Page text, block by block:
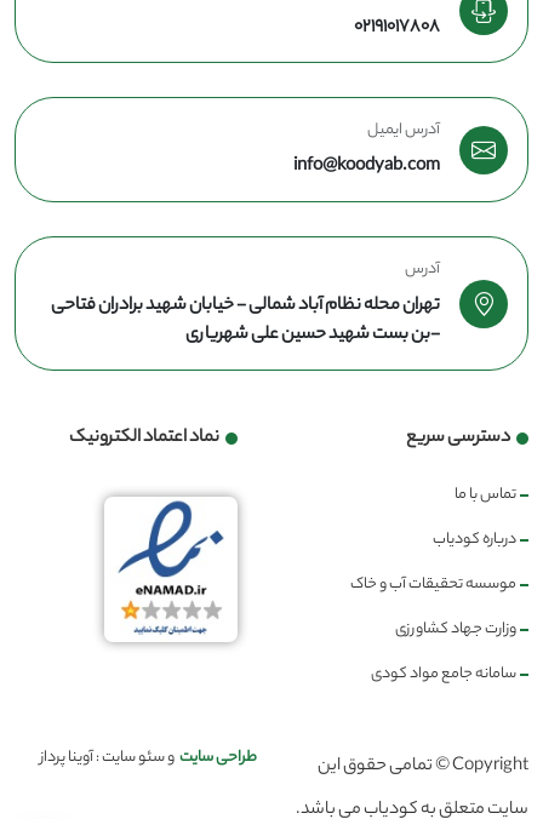
02191017808
آدرس ایمیل
info@koodyab.com
آدرس
تهران محله نظام آباد شمالی - خیابان شهید برادران فتاحی
-بن بست شهید حسین علی شهریاری
دسترسی سریع
تماس با ما
درباره کودیاب
موسسه تحقیقات آب و خاک
وزارت جهاد کشاورزی
سامانه جامع مواد کودی
نماد اعتماد الکترونیک
Copyright © تمامی حقوق این
سایت متعلق به کودیاب می باشد.
طراحی سایتو سئو سایت : آوینا پرداز